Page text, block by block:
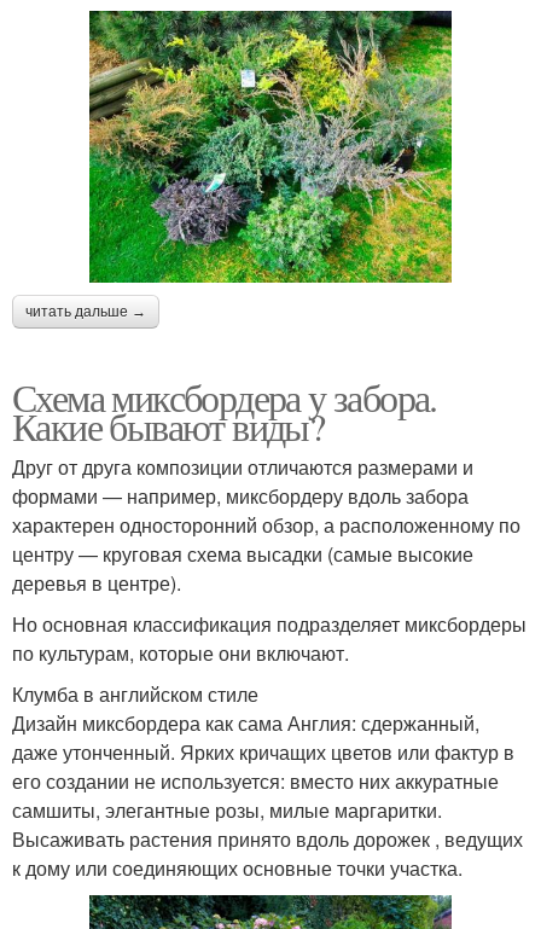
читать дальше →
Схема миксбордера у забора.
Какие бывают виды?
Друг от друга композиции отличаются размерами и
формами — например, миксбордеру вдоль забора
характерен односторонний обзор, а расположенному по
центру — круговая схема высадки (самые высокие
деревья в центре).
Но основная классификация подразделяет миксбордеры
по культурам, которые они включают.
Клумба в английском стиле
Дизайн миксбордера как сама Англия: сдержанный,
даже утонченный. Ярких кричащих цветов или фактур в
его создании не используется: вместо них аккуратные
самшиты, элегантные розы, милые маргаритки.
Высаживать растения принято вдоль дорожек , ведущих
к дому или соединяющих основные точки участка.